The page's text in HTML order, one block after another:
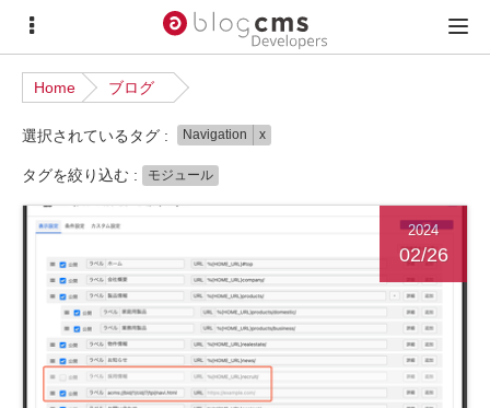
サ
イ
ド
メ
ニ
ュ
ー
メ
ュ
Home ブログ
選択されているタグ : Navigation x
タグを絞り込む : モジュール
2024
02/26